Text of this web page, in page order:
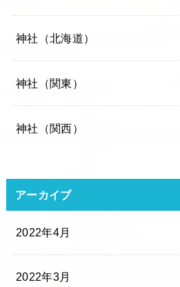
神社（北海道）
神社（関東）
神社（関西）
アーカイブ
2022年4月
2022年3月